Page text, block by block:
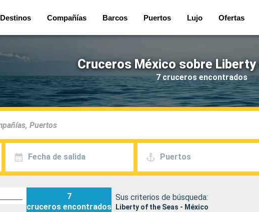
Destinos Compañías Barcos Puertos Lujo Ofertas
Cruceros México sobre
7 cruceros encontrados
Fecha de salida Puertos
7
cruceros encontrados
Sus criterios de búsqueda:
Liberty of the Seas - México